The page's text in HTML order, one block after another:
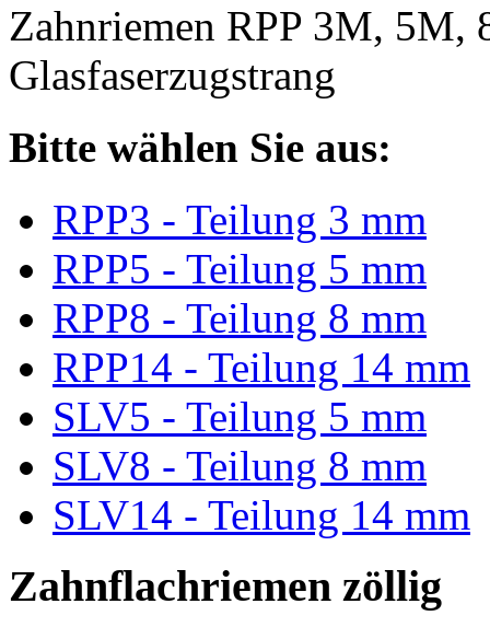
Zahnriemen RPP 3M, 5M,
Glasfaserzugstrang
Bitte wählen Sie aus:
RPP3 - Teilung 3 mm
RPP5 - Teilung 5 mm
RPP8 - Teilung 8 mm
RPP14 - Teilung 14 mm
SLV5 - Teilung 5 mm
SLV8 - Teilung 8 mm
SLV14 - Teilung 14 mm
Zahnflachriemen zöllig